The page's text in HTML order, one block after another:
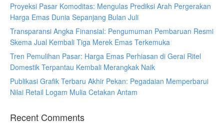
Proyeksi Pasar Komoditas: Mengulas Prediksi Arah Pergerakan
Harga Emas Dunia Sepanjang Bulan Juli
Transparansi Angka Finansial: Pengumuman Pembaruan Resmi
Skema Jual Kembali Tiga Merek Emas Terkemuka
Tren Pemulihan Pasar: Harga Emas Perhiasan di Gerai Ritel
Domestik Terpantau Kembali Merangkak Naik
Publikasi Grafik Terbaru Akhir Pekan: Pegadaian Memperbarui
Nilai Retail Logam Mulia Cetakan Antam
Recent Comments